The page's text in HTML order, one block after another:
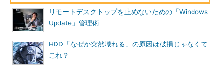
リモートデスクトップを止めないための「Windows
Update」管理術
HDD「なぜか突然壊れる」の原因は破損じゃなくて
これ？